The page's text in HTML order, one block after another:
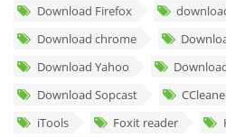
Download Firefox
Download chrome
Download Yahoo
Download Sopcast
iTools
Foxit reader